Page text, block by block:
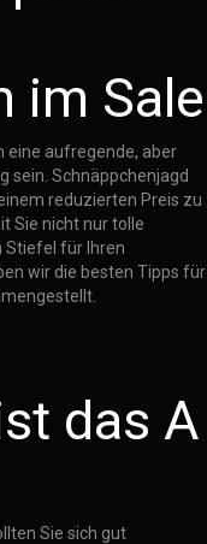
im Sale
eine aufregende, aber
sein. Schnäppchenjagd
reduzierten Preis zu
Sie nicht nur tolle
Stiefel für Ihren
wir die besten Tipps für
das A
Sie sich gut